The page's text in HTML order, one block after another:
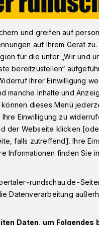
fällt in der Nacht auf
auf die
am 2.
Lönsstraße
und den
und greifen auf
auf Ihrem Gerät
für die unter „Wir und
bereitzustellen“
Ihrer Einwilligung
manche Inhalte und
dieses Menü
Einwilligung zu
der Webseite klicken
falls zutreffend]. Ihre
Informationen finden Sie
rundschau.de-
Datenverarbeitung
Daten, um Folgendes